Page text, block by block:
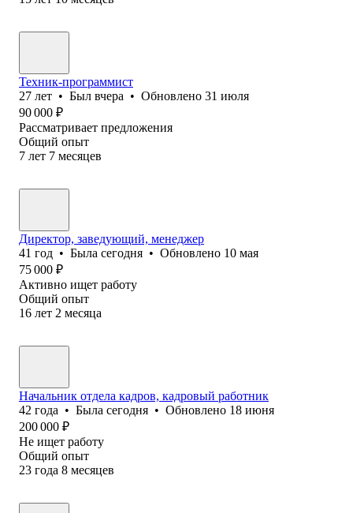
Техник-программист
27 лет • Был вчера • Обновлено 31 июля
90 000 ₽
Рассматривает предложения
Общий опыт
7 лет 7 месяцев
Директор, заведующий, менеджер
41 год • Была сегодня • Обновлено 10 мая
75 000 ₽
Активно ищет работу
Общий опыт
16 лет 2 месяца
Начальник отдела кадров, кадровый работник
42 года • Была сегодня • Обновлено 18 июня
200 000 ₽
Не ищет работу
Общий опыт
23 года 8 месяцев